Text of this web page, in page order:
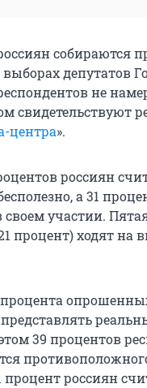
собираются
выборах депутатов
не
свидетельствуют
центра».
россиян
а 31
участии.
процент) ходят на
39 процентов
процент россиян